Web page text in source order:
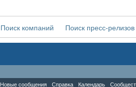
Поиск компаний Поиск пресс-релизов
Новые сообщения Справка Календарь